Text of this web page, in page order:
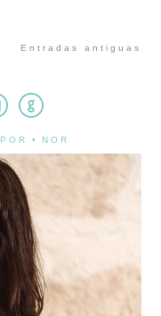
Entradas antiguas
POR • NOR